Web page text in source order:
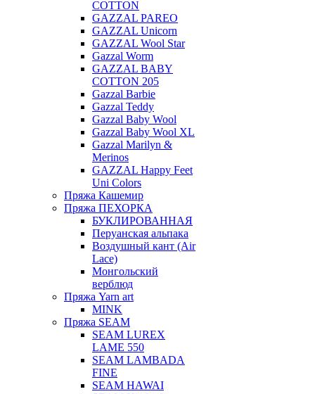
COTTON
GAZZAL PAREO
GAZZAL Unicorn
GAZZAL Wool Star
Gazzal Worm
GAZZAL BABY
COTTON 205
Gazzal Barbie
Gazzal Teddy
Gazzal Baby Wool
Gazzal Baby Wool XL
Gazzal Marilyn &
Merinos
GAZZAL Happy Feet
Uni Colors
Пряжа Кашемир
Пряжа ПЕХОРКА
БУКЛИРОВАННАЯ
Перуанская альпака
Воздушный кант (Air
Lace)
Монгольский
верблюд
Пряжа Yarn art
MINK
Пряжа SEAM
SEAM LUREX
LAME 550
SEAM LAMBADA
FINE
SEAM HAWAI